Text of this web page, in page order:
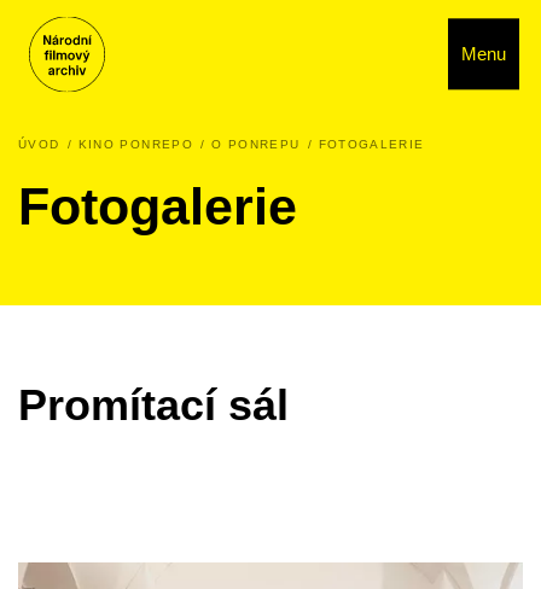
Menu
ÚVOD KINO PONREPO O PONREPU FOTOGALERIE
Fotogalerie
Promítací sál